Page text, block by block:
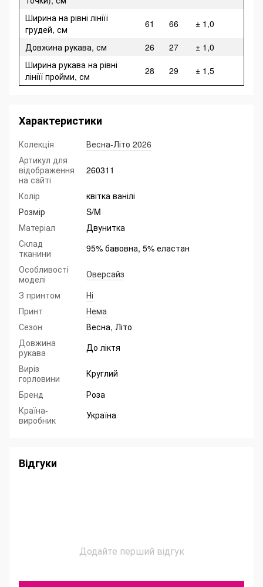
Ширина на рівні лініїї
грудей, см
61 66
± 1,0
Довжина рукава, см
26 27
± 1,0
Ширина рукава на рівні
лініїї пройми, см
28 29 ± 1,5
Характеристики
Колекція
Весна-Літо 2026
Артикул для
відображення
на сайті
260311
Колір
квітка ванілі
Розмір
S/M
Матеріал
Двунитка
Склад
тканини
95% бавовна, 5% еластан
Особливості
моделі
Оверсайз
З принтом
Ні
Принт
Нема
Сезон
Весна, Літо
Довжина
рукава
До ліктя
Виріз
горловини
Круглий
Бренд
Роза
Країна-
виробник
Україна
Відгуки
Додайте перший відгук